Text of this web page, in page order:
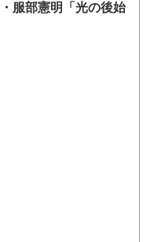
服部憲明「光の後始